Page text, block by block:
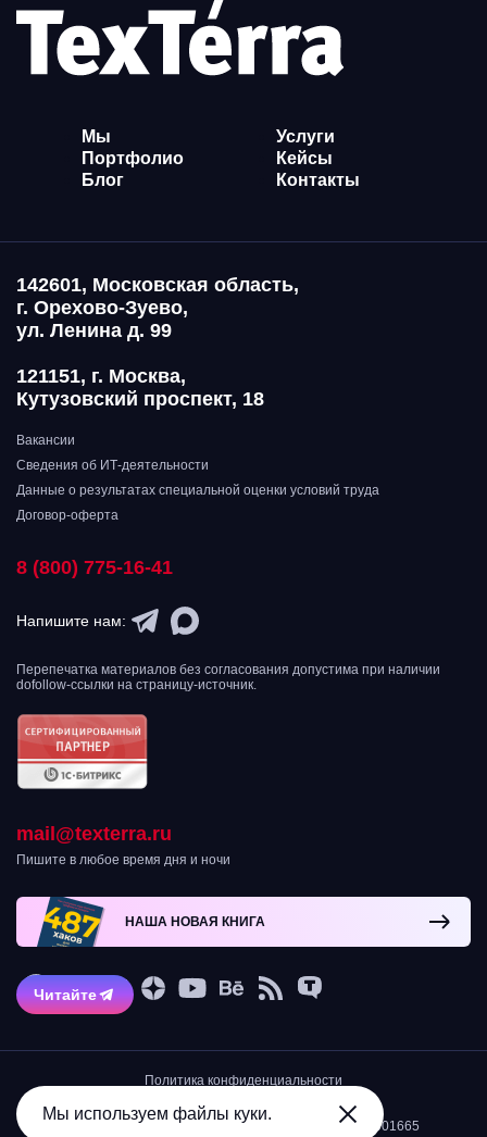
Читайте
Мы используем файлы куки.
Мы
Услуги
Портфолио
Кейсы
Блог
Контакты
142601, Московская область,
г. Орехово-Зуево,
ул. Ленина д. 99
121151, г. Москва,
Кутузовский проспект, 18
Вакансии
Сведения об ИТ-деятельности
Данные о результатах специальной оценки условий труда
Договор-оферта
8 (800) 775-16-41
Напишите нам:
Перепечатка материалов без согласования допустима при наличии
dofollow-ссылки на страницу-источник.
mail@texterra.ru
Пишите в любое время дня и ночи
НАША НОВАЯ КНИГА
Политика конфиденциальности
2007-2026 © Интернет-агентство TexTerra
ИНН 5034039968/КПП 503401001/ОГРН 1105034001665